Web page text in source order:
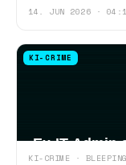
14. JUN 2026 ·
KI-CRIME
KI-CRIME ·